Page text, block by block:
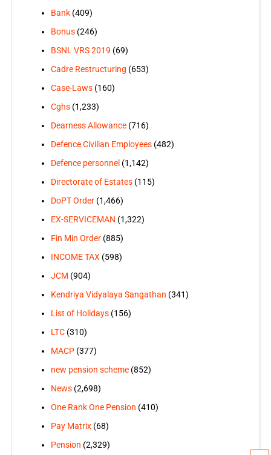
Bank(409)
Bonus(246)
BSNL VRS 2019 (69)
Cadre Restructuring (653)
Case-Laws(160)
Cghs(1,233)
Dearness Allowance(716)
Defence Civilian Employees(482)
Defence personnel (1,142)
Directorate of Estates(115)
DoPT Order(1,466)
EX-SERVICEMAN (1,322)
Fin Min Order(885)
INCOME TAX(598)
JCM (904)
Kendriya Vidyalaya Sangathan (341)
List of Holidays(156)
LTC(310)
MACP(377)
new pension scheme(852)
News(2,698)
One Rank One Pension (410)
Pay Matrix(68)
Pension (2,329)